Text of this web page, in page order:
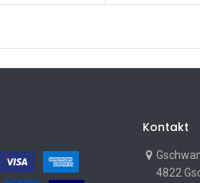
Kontakt
4822